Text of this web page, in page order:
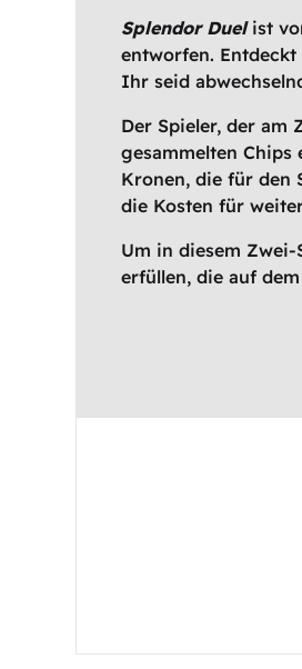
Splendor Duelist
entworfen.
Ihr seid
Der Spieler, der am
gesammelten Chips
Kronen, die für den
die Kosten für
Um in diesem
erfüllen, die auf